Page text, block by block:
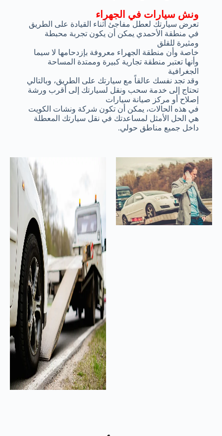
ونش سيارات في الجهراء
تعرض سيارتك لعطل مفاجئ أثناء القيادة على الطريق
في منطقة الأحمدي يمكن أن يكون تجربة محبطة
ومثيرة للقلق
خاصة وأن منطقة الجهراء معروفة بإزدحامها لا سيما
وأنها تعتبر منطقة تجارية كبيرة وممتدة المساحة
الجغرافية
وقد تجد نفسك عالقاً مع سيارتك على الطريق، وبالتالي
تحتاج إلى خدمة سحب ونقل لسيارتك إلى أقرب ورشة
إصلاح أو مركز صيانة سيارات
في هذه الحالات، يمكن أن تكون شركة ونشات الكويت
هي الحل الأمثل لمساعدتك في نقل سيارتك المعطلة
داخل جميع مناطق حولي.